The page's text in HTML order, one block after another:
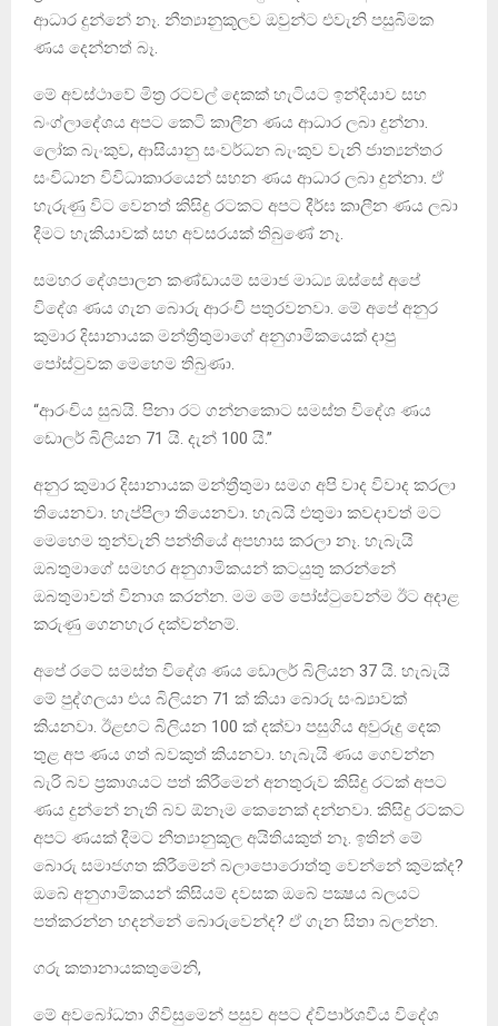
ආධාර දුන්නේ නෑ. නීත්‍යානුකූලව ඔවුන්ට එවැනි පසුබිමක
ණය දෙන්නත් බෑ.
මේ අවස්ථාවේ මිත්‍ර රටවල් දෙකක් හැටියට ඉන්දියාව සහ
බංග්ලාදේශය අපට කෙටි කාලීන ණය ආධාර ලබා දුන්නා.
ලෝක බැංකුව, ආසියානු සංවර්ධන බැංකුව වැනි ජාත්‍යන්තර
සංවිධාන විවිධාකාරයෙන් සහන ණය ආධාර ලබා දුන්නා. ඒ
හැරුණු විට වෙනත් කිසිදු රටකට අපට දීර්ඝ කාලීන ණය ලබා
දීමට හැකියාවක් සහ අවසරයක් තිබුණේ නෑ.
සමහර දේශපාලන කණ්ඩායම් සමාජ මාධ්‍ය ඔස්සේ අපේ
විදේශ ණය ගැන බොරු ආරංචි පතුරවනවා. මේ අපේ අනුර
කුමාර දිසානායක මන්ත්‍රීතුමාගේ අනුගාමිකයෙක් දාපු
පෝස්ටුවක මෙහෙම තිබුණා.
“ආරංචිය සුබයි. පිනා රට ගන්නකොට සමස්ත විදේශ ණය
ඩොලර් බිලියන 71 යි. දැන් 100 යි.”
අනුර කුමාර දිසානායක මන්ත්‍රීතුමා සමග අපි වාද විවාද කරලා
තියෙනවා. හැප්පිලා තියෙනවා. හැබයි එතුමා කවදාවත් මට
මෙහෙම තුන්වැනි පන්තියේ අපහාස කරලා නෑ. හැබැයි
ඔබතුමාගේ සමහර අනුගාමිකයන් කටයුතු කරන්නේ
ඔබතුමාවත් විනාශ කරන්න. මම මේ පෝස්ටුවෙන්ම ඊට අදාළ
කරුණු ගෙනහැර දක්වන්නම්.
අපේ රටේ සමස්ත විදේශ ණය ඩොලර් බිලියන 37 යි. හැබැයි
මේ පුද්ගලයා එය බිලියන 71 ක් කියා බොරු සංඛ්‍යාවක්
කියනවා. ඊළඟට බිලියන 100 ක් දක්වා පසුගිය අවුරුදු දෙක
තුළ අප ණය ගත් බවකුත් කියනවා. හැබැයි ණය ගෙවන්න
බැරි බව ප්‍රකාශයට පත් කිරීමෙන් අනතුරුව කිසිදු රටක් අපට
ණය දුන්නේ නැති බව ඕනෑම කෙනෙක් දන්නවා. කිසිදු රටකට
අපට ණයක් දීමට නීත්‍යානුකූල අයිතියකුත් නෑ. ඉතින් මේ
බොරු සමාජගත කිරීමෙන් බලාපොරොත්තු වෙන්නේ කුමක්ද?
ඔබේ අනුගාමිකයන් කිසියම් දවසක ඔබේ පක්‍ෂය බලයට
පත්කරන්න හදන්නේ බොරුවෙන්ද? ඒ ගැන සිතා බලන්න.
ගරු කතානායකතුමෙනි,
මේ අවබෝධතා ගිවිසුමෙන් පසුව අපට ද්විපාර්ශවීය විදේශ